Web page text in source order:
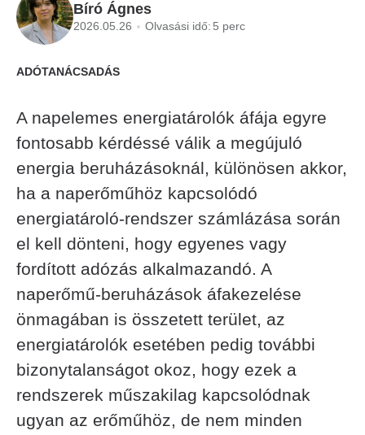
Bíró Ágnes
2026.05.26 Olvasási idő: 5 perc
ADÓTANÁCSADÁS
A napelemes energiatárolók áfája egyre
fontosabb kérdéssé válik a megújuló
energia beruházásoknál, különösen akkor,
ha a naperőműhöz kapcsolódó
energiatároló-rendszer számlázása során
el kell dönteni, hogy egyenes vagy
fordított adózás alkalmazandó. A
naperőmű-beruházások áfakezelése
önmagában is összetett terület, az
energiatárolók esetében pedig további
bizonytalanságot okoz, hogy ezek a
rendszerek műszakilag kapcsolódnak
ugyan az erőműhöz, de nem minden